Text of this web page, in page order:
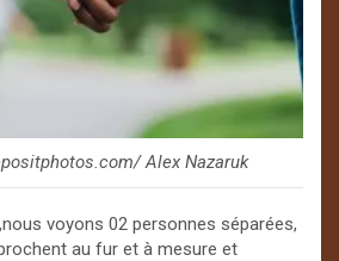
Alex Nazaruk
voyons 02 personnes séparées,
au fur et à mesure et